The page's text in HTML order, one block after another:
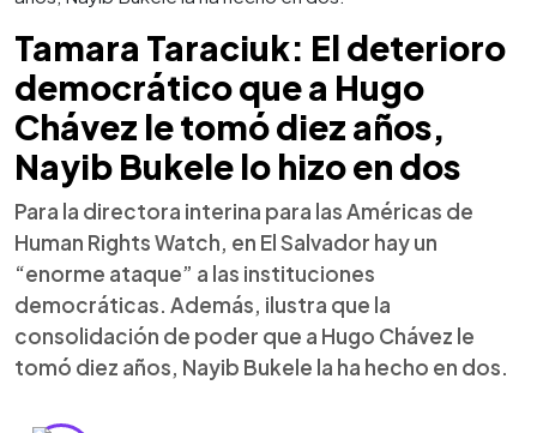
Tamara Taraciuk: El deterioro
democrático que a Hugo
Chávez le tomó diez años,
Nayib Bukele lo hizo en dos
Para la directora interina para las Américas de
Human Rights Watch, en El Salvador hay un
“enorme ataque” a las instituciones
democráticas. Además, ilustra que la
consolidación de poder que a Hugo Chávez le
tomó diez años, Nayib Bukele la ha hecho en dos.